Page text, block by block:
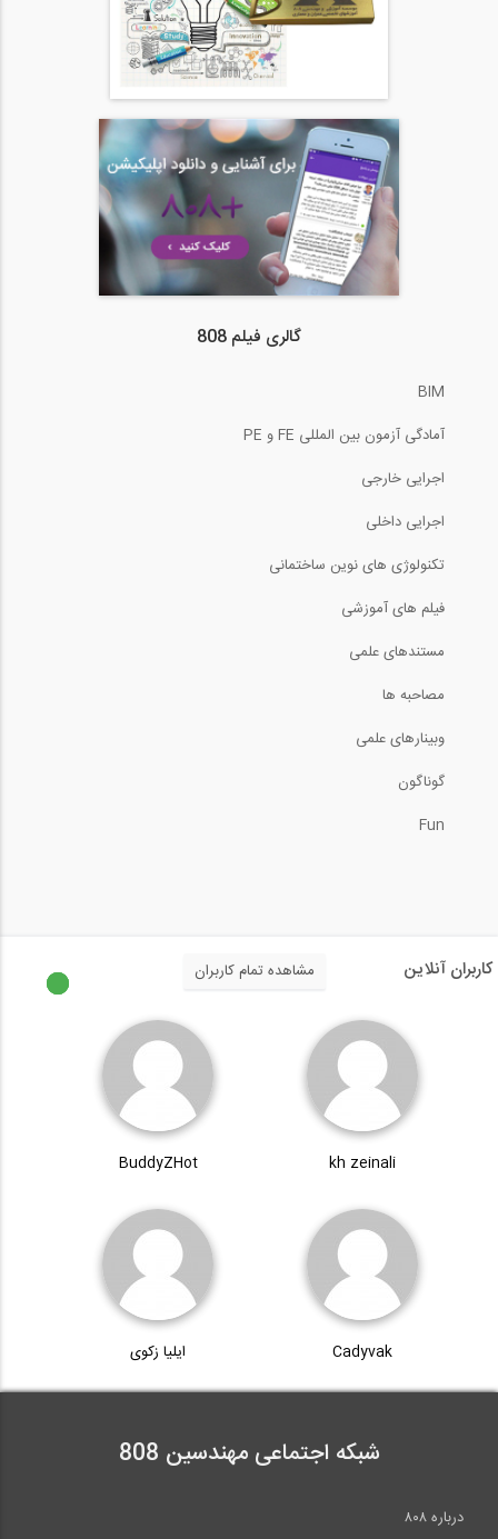
گالری فیلم 808
BIM
آمادگی آزمون بین المللی FE و PE
اجرایی خارجی
اجرایی داخلی
تکنولوژی های نوین ساختمانی
فیلم های آموزشی
مستندهای علمی
مصاحبه ها
وبینارهای علمی
گوناگون
Fun
کاربران آنلاین مشاهده تمام کاربران
kh zeinali
BuddyZHot
Cadyvak ایلیا زکوی
شبکه اجتماعی مهندسین 808
درباره ۸۰۸